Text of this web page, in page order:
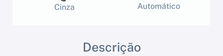
Cinza Automático
Descrição